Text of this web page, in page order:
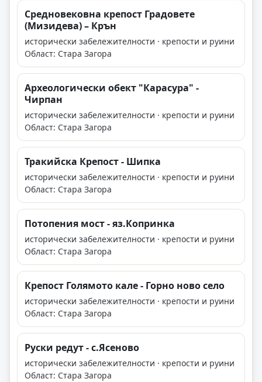
Средновековна крепост Градовете
(Мизидева) – Крън
исторически забележителности · крепости и руини
Област: Стара Загора
Археологически обект "Карасура" -
Чирпан
исторически забележителности · крепости и руини
Област: Стара Загора
Тракийска Крепост - Шипка
исторически забележителности · крепости и руини
Област: Стара Загора
Потопения мост - яз.Копринка
исторически забележителности · крепости и руини
Област: Стара Загора
Крепост Голямото кале - Горно ново село
исторически забележителности · крепости и руини
Област: Стара Загора
Руски редут - с.Ясеново
исторически забележителности · крепости и руини
Област: Стара Загора